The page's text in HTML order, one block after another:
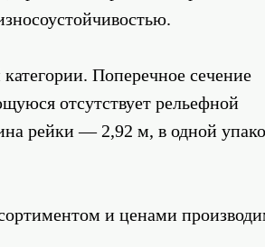
Поперечное сечение
отсутствует рельефной
рейки — 2,92 м, в одной
и ценами